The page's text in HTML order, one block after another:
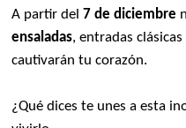
A partir del7 de diciembre
ensaladas, entradas
cautivarán tu corazón.
¿Qué dices te unes a esta